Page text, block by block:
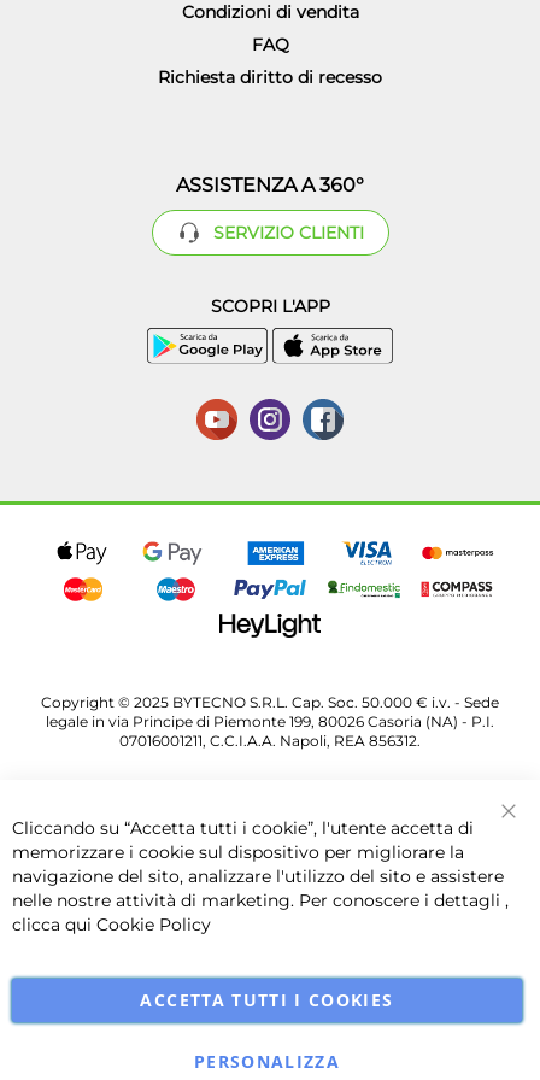
Condizioni di vendita
FAQ
Richiesta diritto di recesso
ASSISTENZA A 360°
SERVIZIO CLIENTI
SCOPRI L'APP
Copyright © 2025 BYTECNO S.R.L. Cap. Soc. 50.000 € i.v. - Sede
legale in via Principe di Piemonte 199, 80026 Casoria (NA) - P.I.
07016001211, C.C.I.A.A. Napoli, REA 856312.
Cliccando su “Accetta tutti i cookie”, l'utente accetta di
memorizzare i cookie sul dispositivo per migliorare la
navigazione del sito, analizzare l'utilizzo del sito e assistere
nelle nostre attività di marketing. Per conoscere i dettagli ,
clicca qui Cookie Policy
ACCETTA TUTTI I COOKIES
PERSONALIZZA